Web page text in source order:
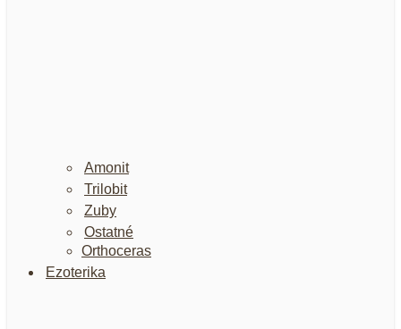
Amonit
Trilobit
Zuby
Ostatné
Orthoceras
Ezoterika